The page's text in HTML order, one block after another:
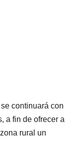
continuará con
a fin de ofrecer a
rural un